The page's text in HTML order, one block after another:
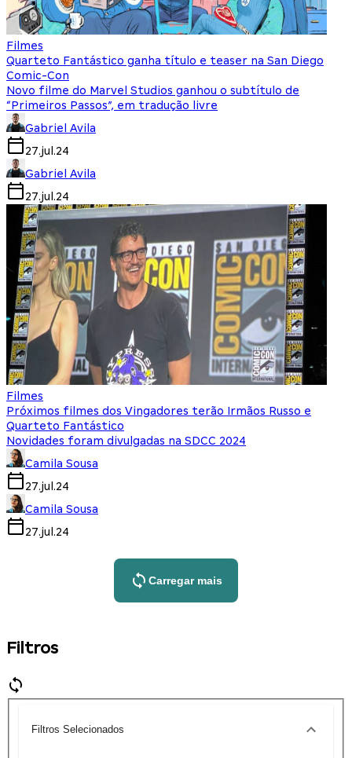
Filmes
Quarteto Fantástico ganha título e teaser na San Diego
Comic-Con
Novo filme do Marvel Studios ganhou o subtítulo de
“Primeiros Passos”, em tradução livre
Gabriel Avila
27.jul.24
Gabriel Avila
27.jul.24
Filmes
Próximos filmes dos Vingadores terão Irmãos Russo e
Quarteto Fantástico
Novidades foram divulgadas na SDCC 2024
Camila Sousa
27.jul.24
Camila Sousa
27.jul.24
Carregar mais
Filtros
Filtros Selecionados